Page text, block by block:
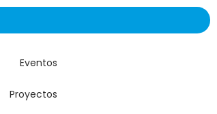
Eventos
Proyectos